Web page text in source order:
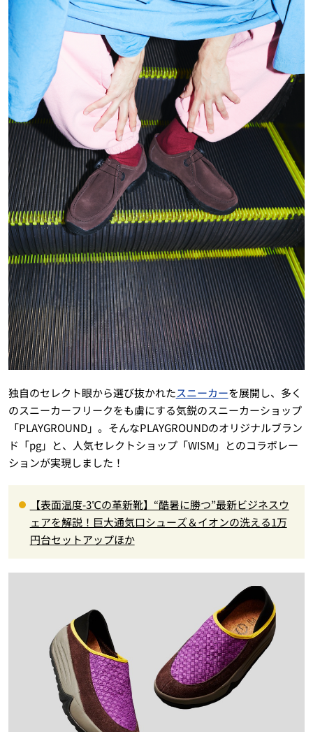
独自のセレクト眼から選び抜かれたスニーカーを展開し、多く
のスニーカーフリークをも虜にする気鋭のスニーカーショップ
「PLAYGROUND」。そんなPLAYGROUNDのオリジナルブラン
ド「pg」と、人気セレクトショップ「WISM」とのコラボレー
ションが実現しました！
【表面温度-3℃の革新靴】“酷暑に勝つ”最新ビジネスウ
ェアを解説！巨大通気口シューズ＆イオンの洗える1万
円台セットアップほか